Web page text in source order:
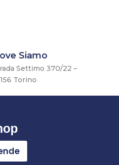
Siamo
Settimo 370/22 –
Torino